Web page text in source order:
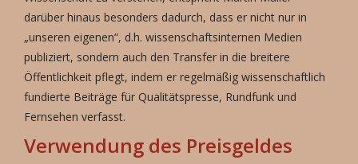
darüber hinaus besonders dadurch, dass er nicht nur in
„unseren eigenen“, d.h. wissenschaftsinternen Medien
publiziert, sondern auch den Transfer in die breitere
Öffentlichkeit pflegt, indem er regelmäßig wissenschaftlich
fundierte Beiträge für Qualitätspresse, Rundfunk und
Fernsehen verfasst.
Verwendung des Preisgeldes